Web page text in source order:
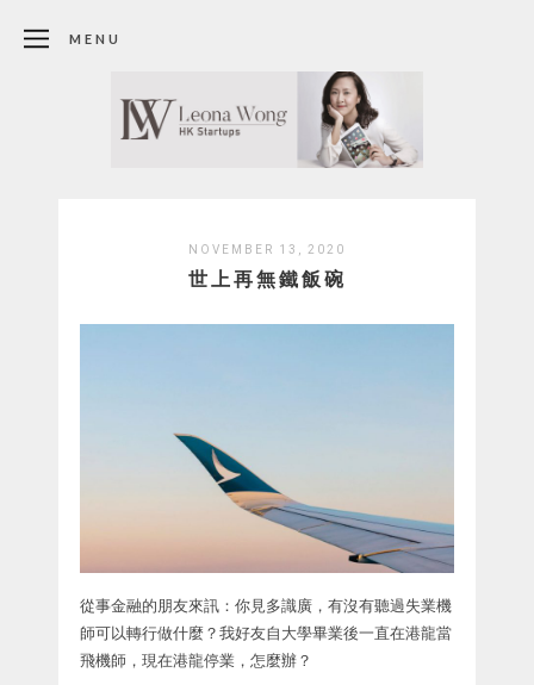
MENU
NOVEMBER 13, 2020
世上再無鐵飯碗
從事金融的朋友來訊：你見多識廣，有沒有聽過失業機
師可以轉行做什麼？我好友自大學畢業後一直在港龍當
飛機師，現在港龍停業，怎麼辦？